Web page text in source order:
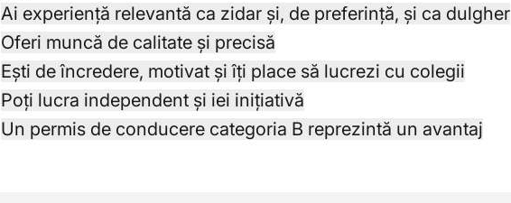
Ai experiență relevantă ca zidar și, de preferință, și ca dulgher
Oferi muncă de calitate și precisă
Ești de încredere, motivat și îți place să lucrezi cu colegii
Poți lucra independent și iei inițiativă
Un permis de conducere categoria B reprezintă un avantaj